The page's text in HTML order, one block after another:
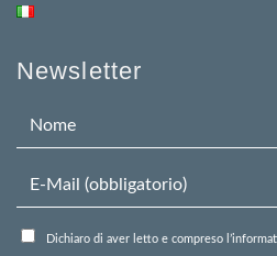
Newsletter
Dichiaro di aver letto e compreso